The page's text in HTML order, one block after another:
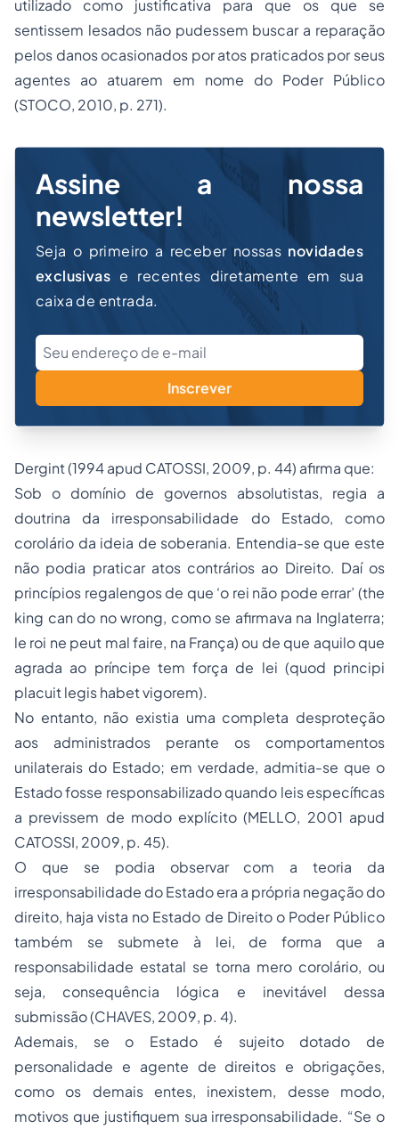
utilizado como justificativa para que os que se
sentissem lesados não pudessem buscar a reparação
pelos danos ocasionados por atos praticados por seus
agentes ao atuarem em nome do Poder Público
(STOCO, 2010, p. 271).
Assine a nossa
newsletter!
Seja o primeiro a receber nossas novidades
exclusivas e recentes diretamente em sua
caixa de entrada.
Inscrever
Dergint (1994 apud CATOSSI, 2009, p. 44) afirma que:
Sob o domínio de governos absolutistas, regia a
doutrina da irresponsabilidade do Estado, como
corolário da ideia de soberania. Entendia-se que este
não podia praticar atos contrários ao Direito. Daí os
princípios regalengos de que ‘o rei não pode errar’ (the
king can do no wrong, como se afirmava na Inglaterra;
le roi ne peut mal faire, na França) ou de que aquilo que
agrada ao príncipe tem força de lei (quod principi
placuit legis habet vigorem).
No entanto, não existia uma completa desproteção
aos administrados perante os comportamentos
unilaterais do Estado; em verdade, admitia-se que o
Estado fosse responsabilizado quando leis específicas
a previssem de modo explícito (MELLO, 2001 apud
CATOSSI, 2009, p. 45).
O que se podia observar com a teoria da
irresponsabilidade do Estado era a própria negação do
direito, haja vista no Estado de Direito o Poder Público
também se submete à lei, de forma que a
responsabilidade estatal se torna mero corolário, ou
seja, consequência lógica e inevitável dessa
submissão (CHAVES, 2009, p. 4).
Ademais, se o Estado é sujeito dotado de
personalidade e agente de direitos e obrigações,
como os demais entes, inexistem, desse modo,
motivos que justifiquem sua irresponsabilidade. “Se o